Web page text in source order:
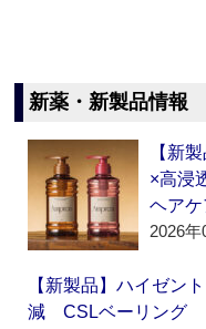
新薬・新製品情報
【新
×高浸
ヘア
2026
【新製品】ハイゼン
減 CSLベーリング